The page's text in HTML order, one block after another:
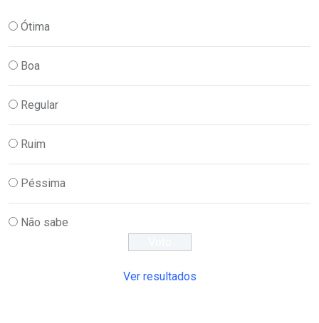
Ótima
Boa
Regular
Ruim
Péssima
Não sabe
Ver resultados